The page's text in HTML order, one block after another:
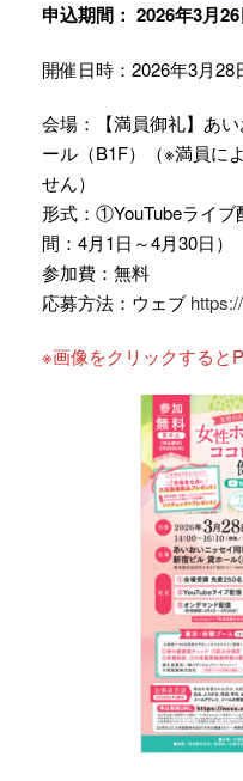
申込期間： 2026年3月26
開催日時：2026年3月
会場：【満員御礼】あ
ール（B1F）（※満員に
せん）
形式：①YouTubeライ
間：4月1日～4月30日）
参加費：無料
応募方法：ウェブ
※画像をクリックすると